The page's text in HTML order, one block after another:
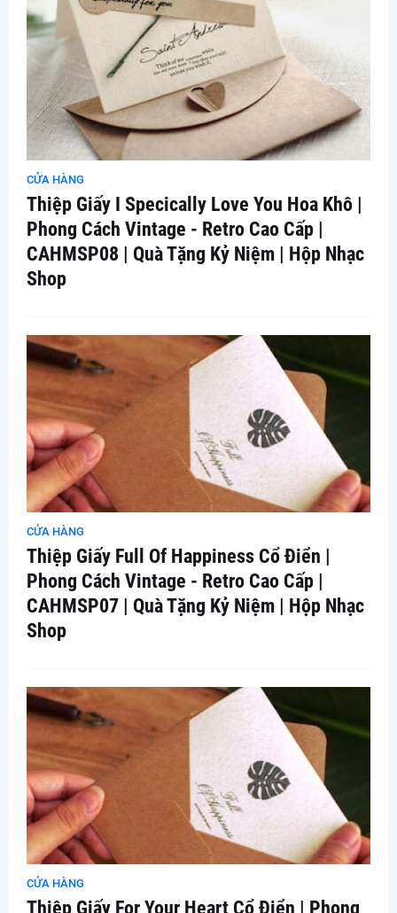
CỬA HÀNG
Thiệp Giấy I Specically Love You Hoa Khô |
Phong Cách Vintage - Retro Cao Cấp |
CAHMSP08 | Quà Tặng Kỷ Niệm | Hộp Nhạc
Shop
CỬA HÀNG
Thiệp Giấy Full Of Happiness Cổ Điển |
Phong Cách Vintage - Retro Cao Cấp |
CAHMSP07 | Quà Tặng Kỷ Niệm | Hộp Nhạc
Shop
CỬA HÀNG
Thiệp Giấy For Your Heart Cổ Điển | Phong